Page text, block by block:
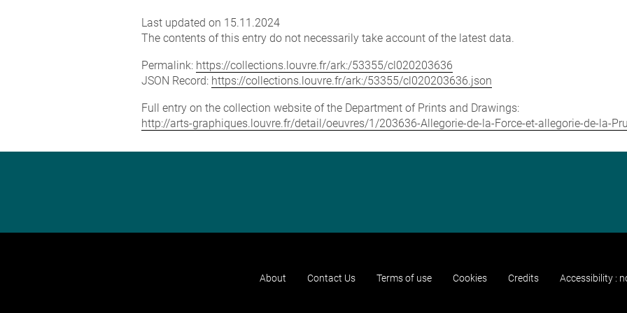
Last updated on 15.11.2024
The contents of this entry do not necessarily take account of the latest data.
Permalink: https://collections.louvre.fr/ark:/53355/cl020203636
JSON Record: https://collections.louvre.fr/ark:/53355/cl020203636.json
Full entry on the collection website of the Department of Prints and Drawings:
http://arts-graphiques.louvre.fr/detail/oeuvres/1/203636-Allegorie-de-la-Force-et-allegorie-de-la-
About Contact Us Terms of use Cookies Credits Accessibility :